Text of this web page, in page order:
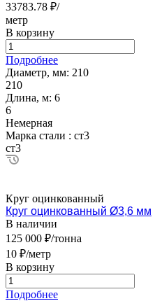
33783.78 ₽/
метр
В корзину
Подробнее
Диаметр, мм: 210
210
Длина, м: 6
6
Немерная
Марка стали : ст3
ст3
Круг оцинкованный
Круг оцинкованный Ø3,6 мм
В наличии
125 000 ₽/тонна
10 ₽/метр
В корзину
Подробнее